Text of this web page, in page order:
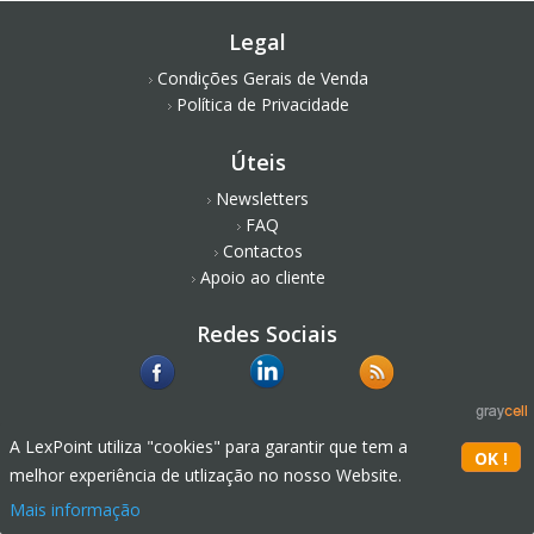
Legal
Condições Gerais de Venda
Política de Privacidade
Úteis
Newsletters
FAQ
Contactos
Apoio ao cliente
Redes Sociais
A LexPoint utiliza "cookies" para garantir que tem a
melhor experiência de utlização no nosso Website.
Mais informação